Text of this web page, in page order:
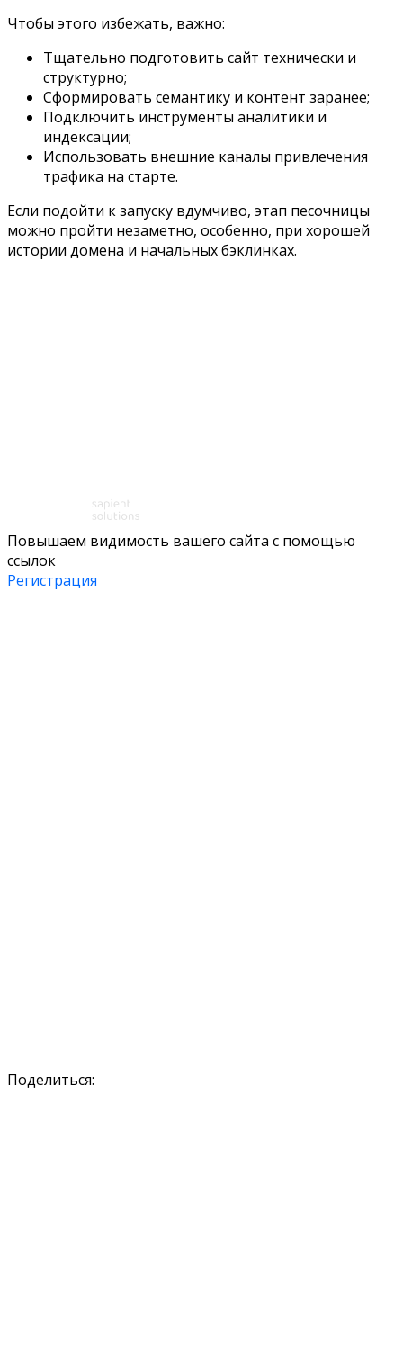
Чтобы этого избежать, важно:
Тщательно подготовить сайт технически и
структурно;
Сформировать семантику и контент заранее;
Подключить инструменты аналитики и
индексации;
Использовать внешние каналы привлечения
трафика на старте.
Если подойти к запуску вдумчиво, этап песочницы
можно пройти незаметно, особенно, при хорошей
истории домена и начальных бэклинках.
Повышаем видимость вашего сайта с помощью
ссылок
Регистрация
Поделиться: